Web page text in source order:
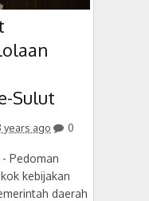
Sulut
years ago 0
- Pedoman
kebijakan
daerah